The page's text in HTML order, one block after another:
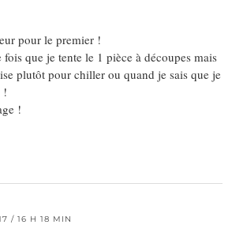
pour le premier !
fois que je tente le 1 pièce à découpes mais
plutôt pour chiller ou quand je sais que je
!
!
/ 16 H 18 MIN